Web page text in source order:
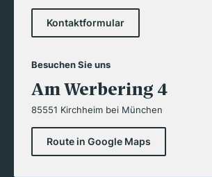
Kontaktformular
Besuchen Sie uns
Am Werbering 4
85551 Kirchheim bei München
Route in Google Maps